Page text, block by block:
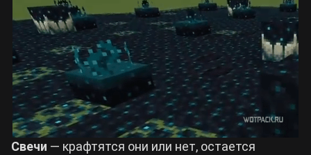
Свечи — крафтятся они или нет, остается